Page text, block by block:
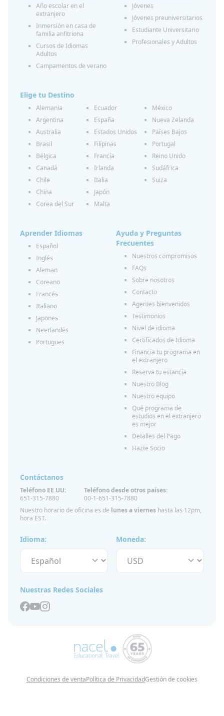
Año escolar en el
extranjero
Inmersión en casa de
familia anfitriona
Cursos de Idiomas
Adultos
Campamentos de verano
Jóvenes
Jóvenes preuniversitarios
Estudiante Universitario
Profesionales y Adultos
Elige tu Destino
Alemania
Argentina
Australia
Brasil
Bélgica
Canadá
Chile
China
Corea del Sur
Ecuador
España
Estados Unidos
Filipinas
Francia
Irlanda
Italia
Japón
Malta
México
Nueva Zelanda
Países Bajos
Portugal
Reino Unido
Sudáfrica
Suiza
Aprender Idiomas
Español
Inglés
Aleman
Coreano
Francés
Italiano
Japones
Neerlandés
Portugues
Ayuda y Preguntas
Frecuentes
Nuestros compromisos
FAQs
Sobre nosotros
Contacto
Agentes bienvenidos
Testimonios
Nivel de idioma
Certificados de Idioma
Financia tu programa en
el extranjero
Reserva tu estancia
Nuestro Blog
Nuestro equipo
Qué programa de
estudios en el extranjero
es mejor
Detalles del Pago
Hazte Socio
Idioma: Moneda:
Contáctanos
Teléfono EE.UU:
651-315-7880
Teléfono desde otros países:
00-1-651-315-7880
Nuestro horario de oficina es de lunes a viernes hasta las 12pm,
hora EST.
Nuestras Redes Sociales
Condiciones de ventaPolítica de PrivacidadGestión de cookies